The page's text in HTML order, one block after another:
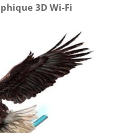
3D Wi-Fi